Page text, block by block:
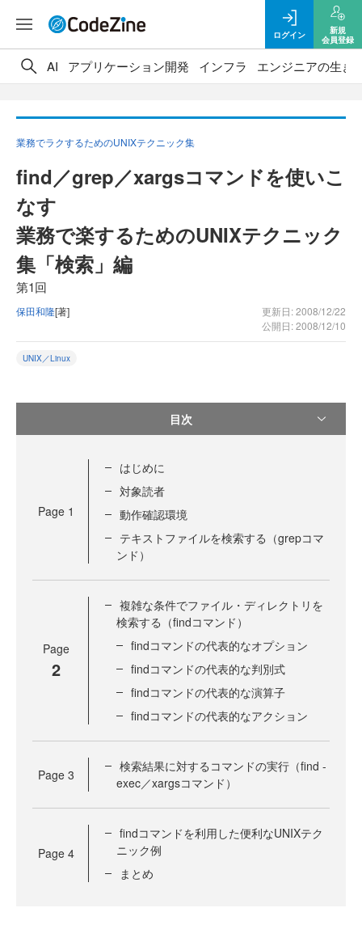
ログイン
新規
会員登録
AI アプリケーション開発 インフラ エンジニアの生き
業務でラクするためのUNIXテクニック集
find／grep／xargsコマンドを使いこ
なす
業務で楽するためのUNIXテクニック
集「検索」編
第1回
保田和隆[著]
更新日: 2008/12/22
公開日: 2008/12/10
UNIX／Linux
目次
Page 1
はじめに
対象読者
動作確認環境
テキストファイルを検索する（grepコマ
ンド）
Page
2
複雑な条件でファイル・ディレクトリを
検索する（findコマンド）
findコマンドの代表的なオプション
findコマンドの代表的な判別式
findコマンドの代表的な演算子
findコマンドの代表的なアクション
Page 3
検索結果に対するコマンドの実行（find -
exec／xargsコマンド）
Page 4
findコマンドを利用した便利なUNIXテク
ニック例
まとめ